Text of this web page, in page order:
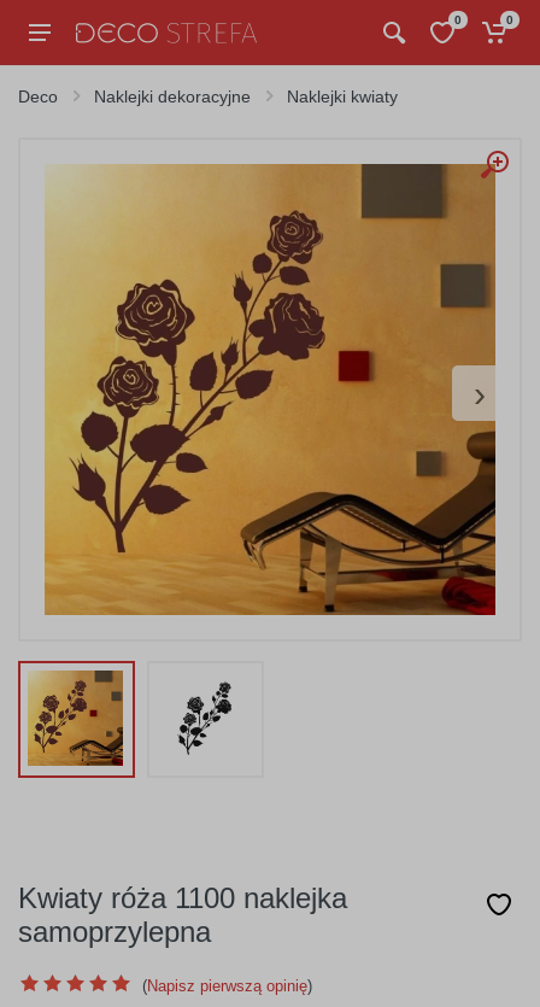
0 0
Deco Naklejki dekoracyjne Naklejki kwiaty
›
Kwiaty róża 1100 naklejka
samoprzylepna
(Napisz pierwszą opinię)